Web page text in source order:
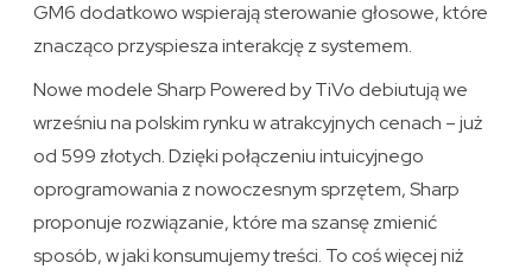
GM6 dodatkowo wspierają sterowanie głosowe, które
znacząco przyspiesza interakcję z systemem.
Nowe modele Sharp Powered by TiVo debiutują we
wrześniu na polskim rynku w atrakcyjnych cenach – już
od 599 złotych. Dzięki połączeniu intuicyjnego
oprogramowania z nowoczesnym sprzętem, Sharp
proponuje rozwiązanie, które ma szansę zmienić
sposób, w jaki konsumujemy treści. To coś więcej niż